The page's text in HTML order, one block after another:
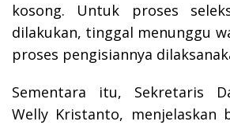
kosong. Untuk proses
dilakukan, tinggal menunggu
proses pengisiannya
Sementara itu, Sekretaris
Welly Kristanto, menjelaskan